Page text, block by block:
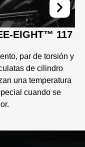
EIGHT™ 117
par de torsión y
de cilindro
una temperatura
cuando se